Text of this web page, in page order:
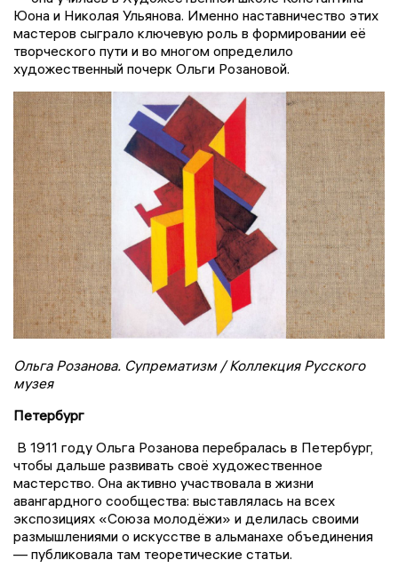
Юона и Николая Ульянова. Именно наставничество этих
мастеров сыграло ключевую роль в формировании её
творческого пути и во многом определило
художественный почерк Ольги Розановой.
Ольга Розанова. Супрематизм / Коллекция Русского
музея
Петербург
В 1911 году Ольга Розанова перебралась в Петербург,
чтобы дальше развивать своё художественное
мастерство. Она активно участвовала в жизни
авангардного сообщества: выставлялась на всех
экспозициях «Союза молодёжи» и делилась своими
размышлениями о искусстве в альманахе объединения
— публиковала там теоретические статьи.